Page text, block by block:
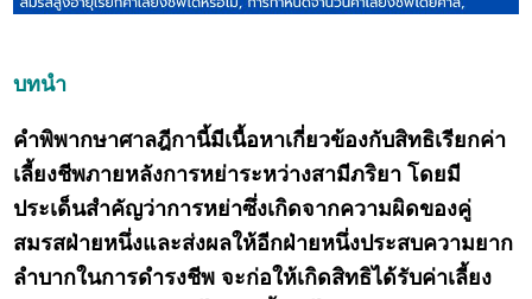
บทนำ
คำพิพากษาศาลฎีกานี้มีเนื้อหาเกี่ยวข้องกับสิทธิเรียกค่า
เลี้ยงชีพภายหลังการหย่าระหว่างสามีภริยา โดยมี
ประเด็นสำคัญว่าการหย่าซึ่งเกิดจากความผิดของคู่
สมรสฝ่ายหนึ่งและส่งผลให้อีกฝ่ายหนึ่งประสบความยาก
ลำบากในการดำรงชีพ จะก่อให้เกิดสิทธิได้รับค่าเลี้ยง